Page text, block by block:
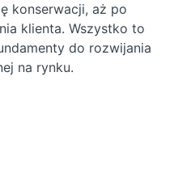
konserwacji, aż po
klienta. Wszystko to
do rozwijania
na rynku.